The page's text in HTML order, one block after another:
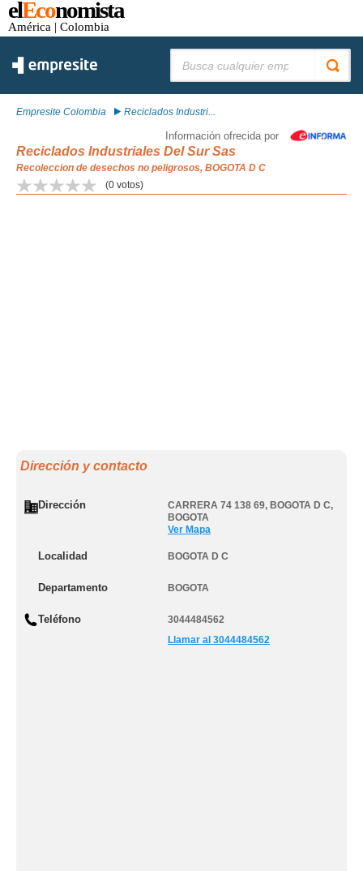
elEconomista
América | Colombia
Empresite Colombia Reciclados Industri...
Información ofrecida por
Reciclados Industriales Del Sur Sas
Recoleccion de desechos no peligrosos, BOGOTA D C
(0 votos)
Dirección y contacto
Dirección CARRERA 74 138 69, BOGOTA D C,
BOGOTA
Ver Mapa
Localidad BOGOTA D C
Departamento BOGOTA
Teléfono
3044484562
Llamar al 3044484562